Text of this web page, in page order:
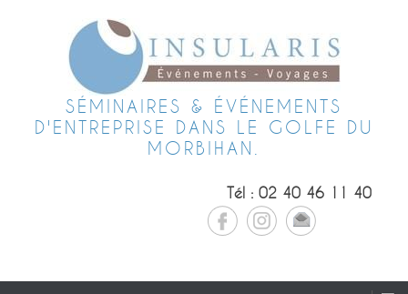
SÉMINAIRES & ÉVÉNEMENTS
D'ENTREPRISE DANS LE GOLFE DU
MORBIHAN.
Tél : 02 40 46 11 40